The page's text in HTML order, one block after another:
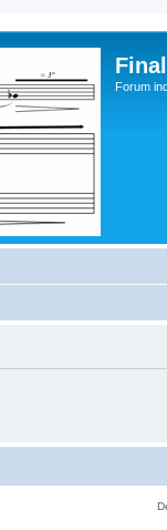
Forum